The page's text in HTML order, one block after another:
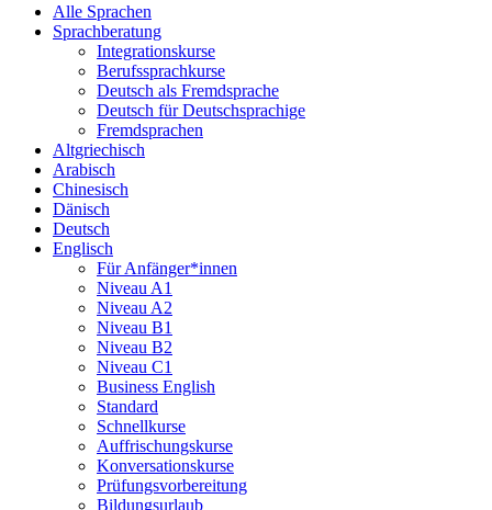
Alle Sprachen
Sprachberatung
Integrationskurse
Berufssprachkurse
Deutsch als Fremdsprache
Deutsch für Deutschsprachige
Fremdsprachen
Altgriechisch
Arabisch
Chinesisch
Dänisch
Deutsch
Englisch
Für Anfänger*innen
Niveau A1
Niveau A2
Niveau B1
Niveau B2
Niveau C1
Business English
Standard
Schnellkurse
Auffrischungskurse
Konversationskurse
Prüfungsvorbereitung
Bildungsurlaub